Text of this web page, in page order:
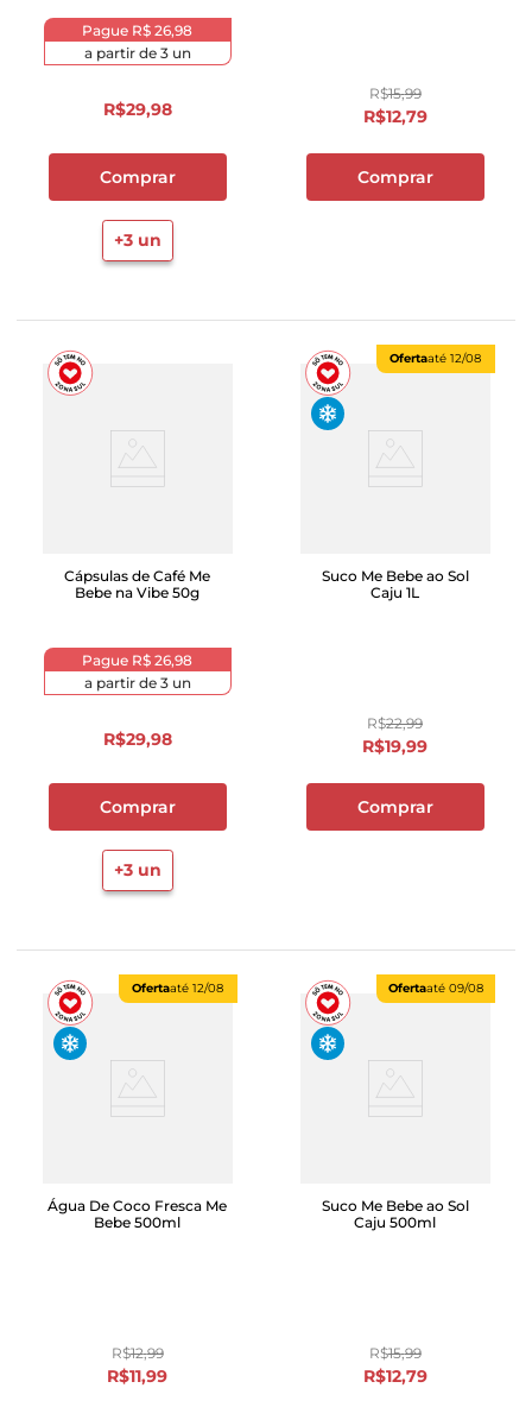
Pague R$ 26,98
a partir de 3un
R$29,98
Comprar
+3un
R$15,99
R$12,79
Comprar
Cápsulas de Café Me
Bebe na Vibe 50g
Pague R$ 26,98
a partir de 3un
R$29,98
Comprar
+3un
Ofertaaté 12/08
Suco Me Bebe ao Sol
Caju 1L
R$22,99
R$19,99
Comprar
Ofertaaté 12/08
Água De Coco Fresca Me
Bebe 500ml
R$12,99
R$11,99
Ofertaaté 09/08
Suco Me Bebe ao Sol
Caju 500ml
R$15,99
R$12,79